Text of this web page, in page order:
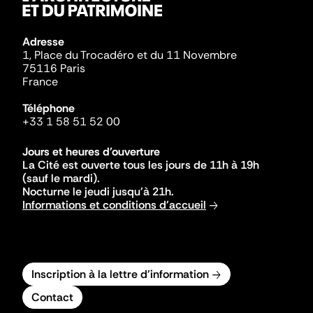
Adresse
1, Place du Trocadéro et du 11 Novembre
75116 Paris
France
Téléphone
+33 1 58 51 52 00
Jours et heures d'ouverture
La Cité est ouverte tous les jours de 11h à 19h
(sauf le mardi).
Nocturne le jeudi jusqu'à 21h.
Informations et conditions d'accueil
Inscription à la lettre d'information
Contact